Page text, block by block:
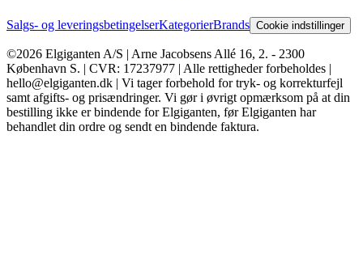
Salgs- og leveringsbetingelserKategorierBrands Cookie indstillinger
©2026 Elgiganten A/S | Arne Jacobsens Allé 16, 2. - 2300
København S. | CVR: 17237977 | Alle rettigheder forbeholdes |
hello@elgiganten.dk | Vi tager forbehold for tryk- og korrekturfejl
samt afgifts- og prisændringer. Vi gør i øvrigt opmærksom på at din
bestilling ikke er bindende for Elgiganten, før Elgiganten har
behandlet din ordre og sendt en bindende faktura.